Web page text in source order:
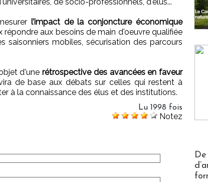
l’impact de la conjoncture économique
aux besoins de main d'oeuvre qualifiée
saisonniers mobiles, sécurisation des parcours
d'une rétrospective des avancées en faveur
de base aux débats sur celles qui restent à
à la connaissance des élus et des institutions.
Lu 1998 fois
Notez